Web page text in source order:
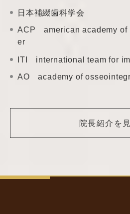
日本補綴歯科学会
ACP american academy of
er
ITI international teamfor
AO academy of
院長紹介を